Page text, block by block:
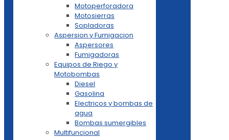
Motoperforadora
Motosierras
Sopladoras
Aspersion y Fumigacion
Aspersores
Fumigadoras
Equipos de Riego y
Motobombas
Diesel
Gasolina
Electricos y bombas de
agua
Bombas sumergibles
Multifuncional